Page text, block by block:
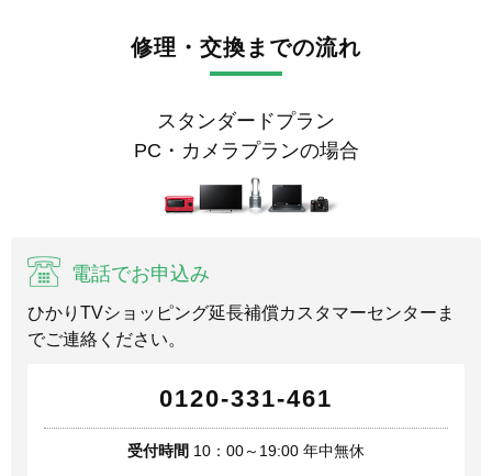
修理・交換までの流れ
スタンダードプラン
PC・カメラプランの場合
電話でお申込み
ひかりTVショッピング延長補償カスタマーセンターま
でご連絡ください。
0120-331-461
受付時間 10：00～19:00 年中無休